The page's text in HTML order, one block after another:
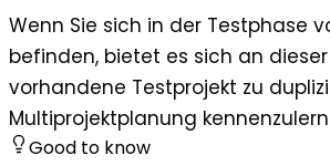
Wenn Sie sich in der Testphase
befinden, bietet es sich an
vorhandene Testprojekt zu
Multiprojektplanung
Good to know